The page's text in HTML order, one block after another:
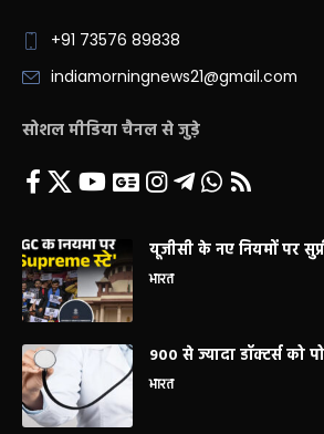
+91 73576 89838
indiamorningnews21@gmail.com
सोशल मीडिया चैनल से जुड़े
यूजीसी के नए नियमों पर
भारत
900 से ज्यादा डॉक्टर्स को
भारत